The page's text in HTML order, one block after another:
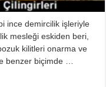
ince demircilik işleriyle
mesleği eskiden beri,
kilitleri onarma ve
benzer biçimde …